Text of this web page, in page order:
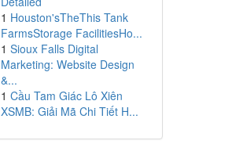
1 Houston'sTheThis Tank
FarmsStorage FacilitiesHo...
1 Sioux Falls Digital
Marketing: Website Design
&...
1 Cầu Tam Giác Lô Xiên
XSMB: Giải Mã Chi Tiết H...